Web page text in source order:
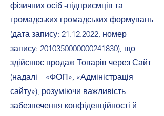
фізичних осіб -підприємців та
громадських громадських формувань
(дата запису: 21.12.2022, номер
запису: 2010350000000241830), що
здійснює продаж Товарів через Сайт
(надалі – «ФОП», «Адміністрація
сайту»), розуміючи важливість
забезпечення конфіденційності й